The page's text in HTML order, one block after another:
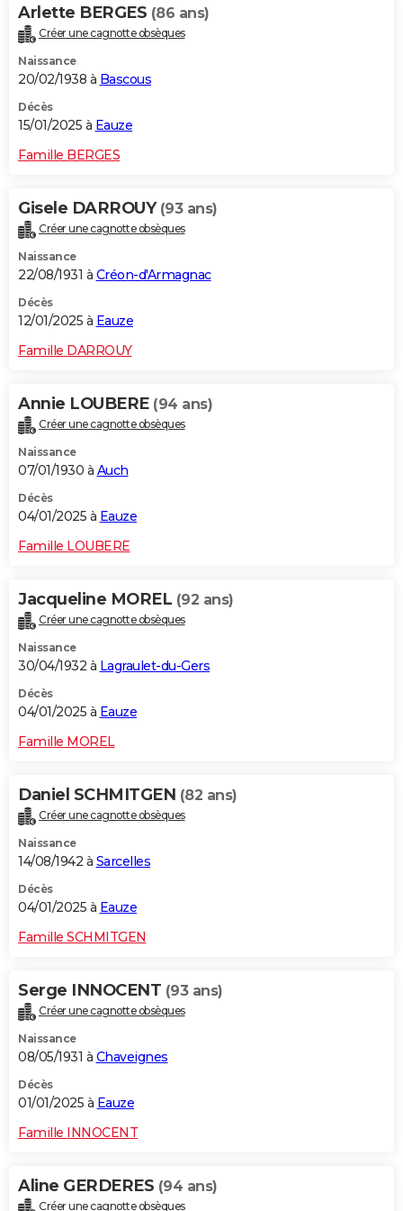
Arlette BERGES (86 ans)
Créer une cagnotte obsèques
Naissance
20/02/1938 à Bascous
Décès
15/01/2025 à Eauze
Famille BERGES
Gisele DARROUY (93 ans)
Créer une cagnotte obsèques
Naissance
22/08/1931 à Créon-d'Armagnac
Décès
12/01/2025 à Eauze
Famille DARROUY
Annie LOUBERE (94 ans)
Créer une cagnotte obsèques
Naissance
07/01/1930 à Auch
Décès
04/01/2025 à Eauze
Famille LOUBERE
Jacqueline MOREL (92 ans)
Créer une cagnotte obsèques
Naissance
30/04/1932 à Lagraulet-du-Gers
Décès
04/01/2025 à Eauze
Famille MOREL
Daniel SCHMITGEN (82 ans)
Créer une cagnotte obsèques
Naissance
14/08/1942 à Sarcelles
Décès
04/01/2025 à Eauze
Famille SCHMITGEN
Serge INNOCENT (93 ans)
Créer une cagnotte obsèques
Naissance
08/05/1931 à Chaveignes
Décès
01/01/2025 à Eauze
Famille INNOCENT
Aline GERDERES (94 ans)
Créer une cagnotte obsèques